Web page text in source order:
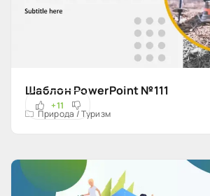
Шаблон PowerPoint №111
Природа / Туризм
+11